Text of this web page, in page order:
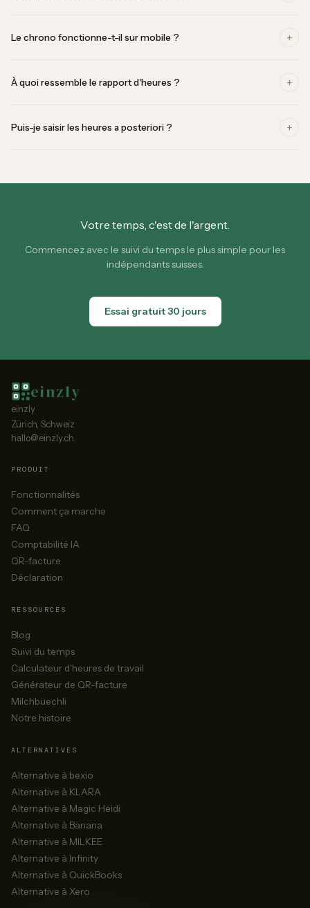
Le chrono fonctionne-t-il sur mobile ? +
À quoi ressemble le rapport d'heures ? +
Puis-je saisir les heures a posteriori ? +
Votre temps, c'est de l'argent.
Commencez avec le suivi du temps le plus simple pour les
indépendants suisses.
Essai gratuit 30 jours
einzly
einzly
Zürich, Schweiz
hallo@einzly.ch
PRODUIT
Fonctionnalités
Comment ça marche
FAQ
Comptabilité IA
QR-facture
Déclaration
RESSOURCES
Blog
Suivi du temps
Calculateur d'heures de travail
Générateur de QR-facture
Milchbüechli
Notre histoire
ALTERNATIVES
Alternative à bexio
Alternative à KLARA
Alternative à Magic Heidi
Alternative à Banana
Alternative à MILKEE
Alternative à Infinity
Alternative à QuickBooks
Alternative à Xero